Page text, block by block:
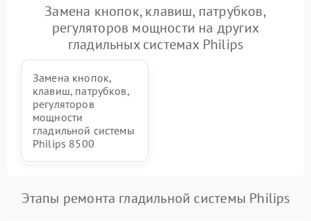
Неисправность блока
питания
1500 ₽ Подробнее →
Проблемы с пайкой на
плате
Неисправность кнопок
управления
Неисправность системы
отключения
Неисправность
2000 ₽ Подробнее →
Замена кнопок, клавиш, патрубков,
регуляторов мощности на других
гладильных системах Philips
Замена кнопок,
клавиш, патрубков,
регуляторов
мощности
гладильной системы
Philips 8500
Этапы ремонта гладильной системы Philips